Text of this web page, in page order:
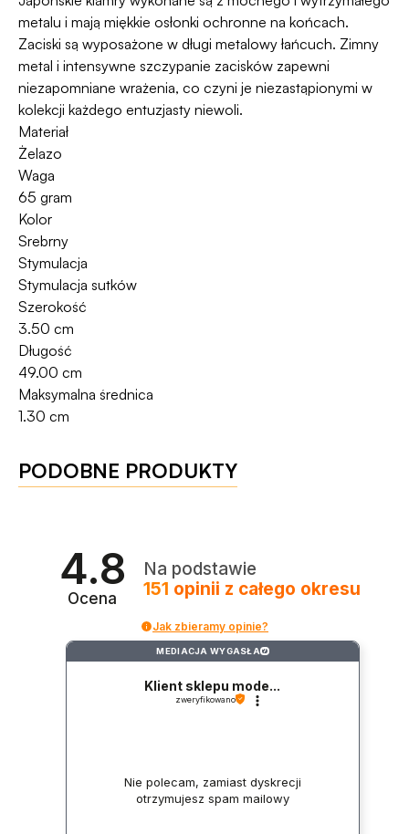
metalu i mają miękkie osłonki ochronne na końcach.
Zaciski są wyposażone w długi metalowy łańcuch. Zimny
metal i intensywne szczypanie zacisków zapewni
niezapomniane wrażenia, co czyni je niezastąpionymi w
kolekcji każdego entuzjasty niewoli.
Materiał
Żelazo
Waga
65 gram
Kolor
Srebrny
Stymulacja
Stymulacja sutków
Szerokość
3.50 cm
Długość
49.00 cm
Maksymalna średnica
1.30 cm
PODOBNE PRODUKTY
4.8
Ocena
Na podstawie
151 opinii z całego okresu
Jak zbieramy opinie?
MEDIACJA WYGASŁA ?
Klient sklepu mode...
zweryfikowano
Nie polecam, zamiast dyskrecji
otrzymujesz spam mailowy